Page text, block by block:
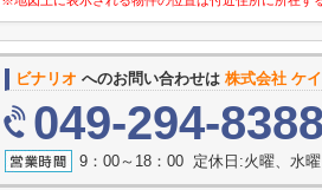
ビナリオ へのお問い合わせは 株式会社 ケ
049-294-8388
9：00～18：00 定休日:火曜、水曜